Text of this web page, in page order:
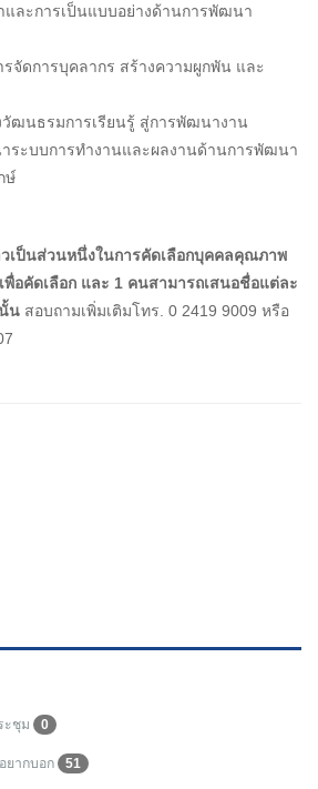
ะการเป็นแบบอย่างด้านการพัฒนา
ดการบุคลากร สร้างความผูกพัน และ
นธรมการเรียนรู้ สู่การพัฒนางาน
บบการทำงานและผลงานด้านการพัฒนา
ษ์
วเป็นส่วนหนึ่งในการคัดเลือกบุคคลคุณภาพ
พื่อคัดเลือก และ 1 คนสามารถเสนอชื่อแต่ละ
น สอบถามเพิ่มเติมโทร. 0 2419 9009 หรือ
ะชุม 0
ยากบอก 51